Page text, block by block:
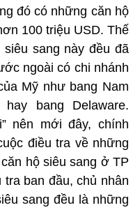
đó có những căn hộ
100 triệu USD. Thế
sang này đều đã
ngoài có chi nhánh
Mỹ như bang Nam
hay bang Delaware.
nên mới đây, chính
điều tra về những
hộ siêu sang ở TP
tra ban đầu, chủ nhân
sang đều là những